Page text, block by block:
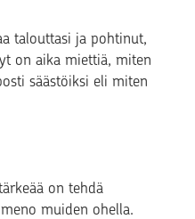
talouttasi ja pohtinut,
on aika miettiä, miten
säästöiksi eli miten
on tehdä
muiden ohella.